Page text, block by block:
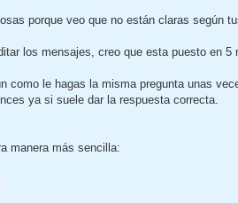
porque veo que no están claras según
los mensajes, creo que esta puesto en 5
como le hagas la misma pregunta unas
ya si suele dar la respuesta correcta.
manera más sencilla: